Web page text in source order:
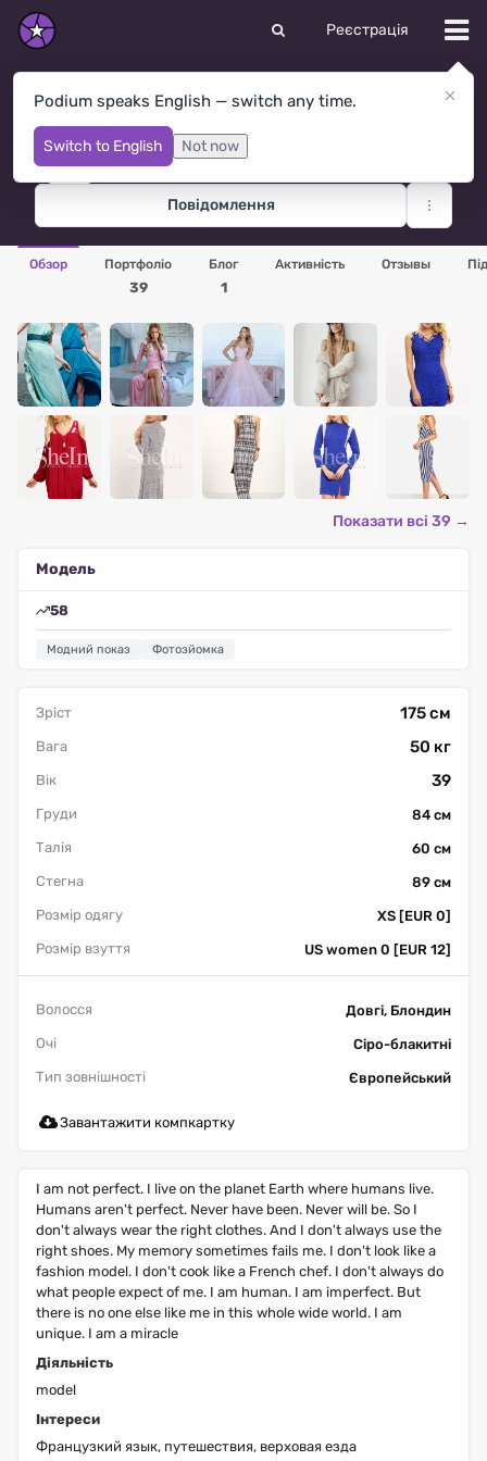
Реєстрація
Podium speaks English — switch any time.
Switch to English Not now
Марина Маринченко
Киев· Україна
Повідомлення
Обзор Портфоліо
39
Блог
1
Активність Отзывы
Показати всі 39 →
Модель
58
Модний показ Фотозйомка
Зріст 175 см
Вага 50 кг
Вік 39
Груди
84 см
Талія
60 см
Стегна
89 см
Розмір одягу
XS [EUR 0]
Розмір взуття
US women 0 [EUR 12]
Волосся
Довгі, Блондин
Очі
Сіро-блакитні
Тип зовнішності
Європейський
Завантажити компкартку
I am not perfect. I live on the planet Earth where humans live.
Humans aren't perfect. Never have been. Never will be. So I
don't always wear the right clothes. And I don't always use the
right shoes. My memory sometimes fails me. I don't look like a
fashion model. I don't cook like a French chef. I don't always do
what people expect of me. I am human. I am imperfect. But
there is no one else like me in this whole wide world. I am
unique. I am a miracle
Діяльність
model
Інтереси
Французкий язык, путешествия, верховая езда